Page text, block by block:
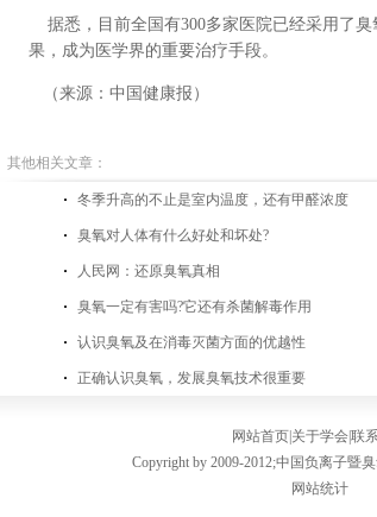
据悉，目前全国有300多家医院已经采用了
果，成为医学界的重要治疗手段。
（来源：中国健康报）
其他相关文章：
冬季升高的不止是室内温度，还有甲醛浓度
臭氧对人体有什么好处和坏处?
人民网：还原臭氧真相
臭氧一定有害吗?它还有杀菌解毒作用
认识臭氧及在消毒灭菌方面的优越性
正确认识臭氧，发展臭氧技术很重要
网站首页 关于学会联
Copyright by 2009-2012;中国负离子暨
网站统计